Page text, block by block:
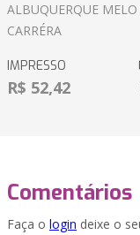
ALBUQUERQUE
CARRÉRA
IMPRESSO
R$ 52,42
Comentários
Faça o login deixe o